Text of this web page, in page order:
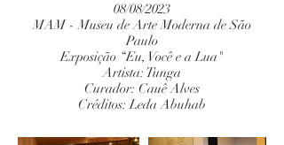
08/08/2023
MAM - Museu de Arte Moderna de São
Paulo
Exposição “Eu, Você e a Lua"
Artista: Tunga
Curador: Cauê Alves
Créditos: Leda Abuhab